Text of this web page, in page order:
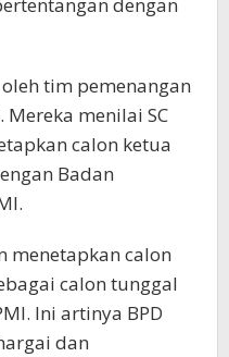
dengan
tim pemenangan
menilai SC
calon ketua
Badan
menetapkan calon
calon tunggal
Ini artinya BPD
dan